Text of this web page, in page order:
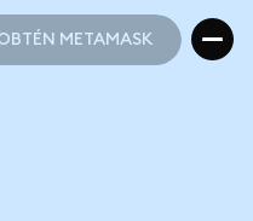
METAMASK